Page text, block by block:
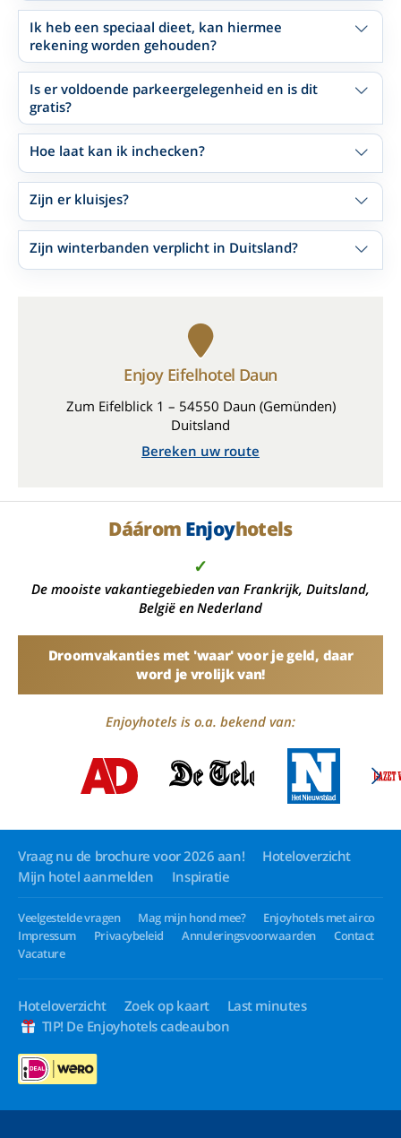
Ik heb een speciaal dieet, kan hiermee
rekening worden gehouden?
Is er voldoende parkeergelegenheid en is dit
gratis?
Hoe laat kan ik inchecken?
Zijn er kluisjes?
Zijn winterbanden verplicht in Duitsland?
Enjoy Eifelhotel Daun
Zum Eifelblick 1 – 54550 Daun (Gemünden)
Duitsland
Bereken uw route
Dáárom Enjoyhotels
✓
De mooiste vakantiegebieden van Frankrijk, Duitsland,
België en Nederland
Droomvakanties met 'waar' voor je geld, daar
word je vrolijk van!
Enjoyhotels is o.a. bekend van:
Vraag nu de brochure voor 2026 aan!
Hoteloverzicht
Mijn hotel aanmelden
Inspiratie
Veelgestelde vragen Mag mijn hond mee?
Enjoyhotels met airco
Impressum
Privacybeleid Annuleringsvoorwaarden
Contact
Vacature
Hoteloverzicht Zoek op kaart
Last minutes
TIP! De Enjoyhotels cadeaubon